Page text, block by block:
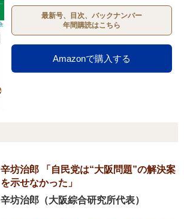
最新号、目次、バックナンバー
年間購読はこちら
Amazonで購入する
辛坊治郎 「自民党は“大阪問題”の解決案
を示せなかった」
辛坊治郎（大阪綜合研究所代表）